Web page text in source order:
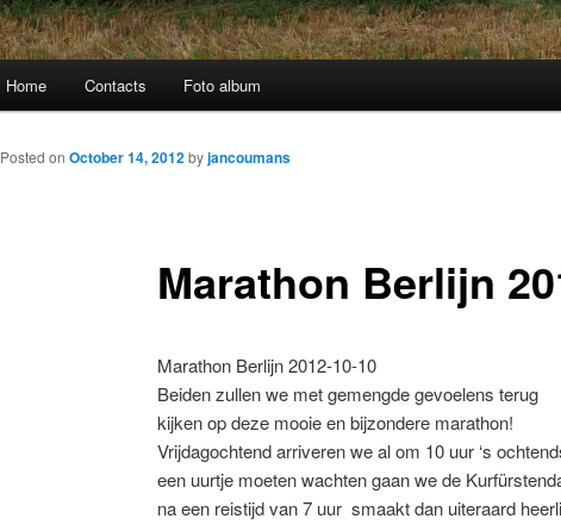
Home Contacts Foto album
Marathon Berlijn
Posted on October 14, 2012byjancoumans
Marathon Berlijn 2012-10-10
Beiden zullen we met gemengde gevoelens terug
kijken op deze mooie en bijzondere marathon!
Vrijdagochtend arriveren we al om 10 uur ‘s
een uurtje moeten wachten gaan we de
na een reistijd van 7 uur smaakt dan uiteraard